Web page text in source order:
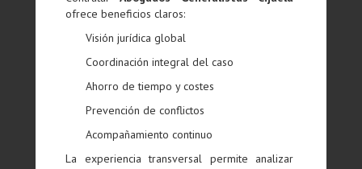
ofrece beneficios claros:
Visión jurídica global
Coordinación integral del caso
Ahorro de tiempo y costes
Prevención de conflictos
Acompañamiento continuo
La experiencia transversal permite analizar